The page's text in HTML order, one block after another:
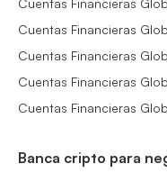
Cuentas Financieras
Cuentas Financieras
Cuentas Financieras
Cuentas Financieras
Cuentas Financieras
Banca cripto para